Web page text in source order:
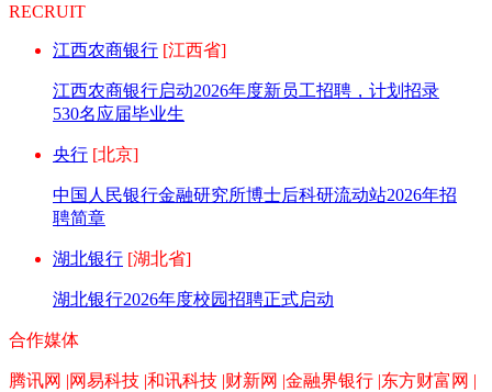
RECRUIT
江西农商银行 [江西省]
江西农商银行启动2026年度新员工招聘，计划招录
530名应届毕业生
央行 [北京]
中国人民银行金融研究所博士后科研流动站2026年招
聘简章
湖北银行 [湖北省]
湖北银行2026年度校园招聘正式启动
合作媒体
腾讯网 |网易科技 |和讯科技 |财新网 |金融界银行 |东方财富网 |